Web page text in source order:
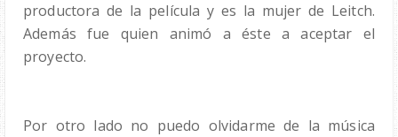
productora de la película y es la mujer de Leitch.
Además fue quien animó a éste a aceptar el
proyecto.
Por otro lado no puedo olvidarme de la música